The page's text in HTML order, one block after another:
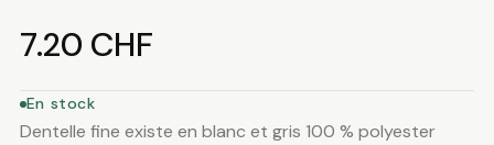
7.20 CHF
En stock
Dentelle fine existe en blanc et gris 100 % polyester